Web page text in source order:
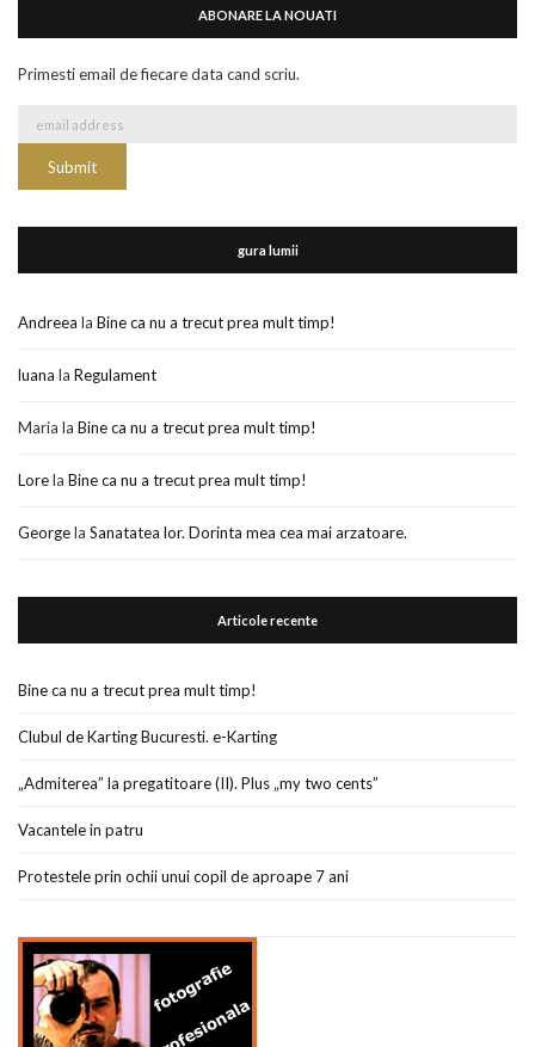
ABONARE LA NOUATI
Primesti email de fiecare data cand scriu.
gura lumii
Andreea la Bine ca nu a trecut prea mult timp!
luana la Regulament
Maria la Bine ca nu a trecut prea mult timp!
Lorela Bine ca nu a trecut prea mult timp!
Georgela Sanatatea lor. Dorinta mea cea mai arzatoare.
Articole recente
Bine ca nu a trecut prea mult timp!
Clubul de Karting Bucuresti. e-Karting
„Admiterea” la pregatitoare (II). Plus „my two cents”
Vacantele in patru
Protestele prin ochii unui copil de aproape 7 ani